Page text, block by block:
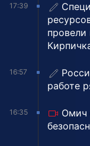
17:39
провели
16:57
работе
16:35
Омич